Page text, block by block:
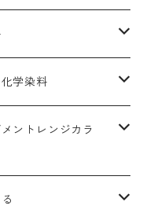
学染料
ントレンジカラ